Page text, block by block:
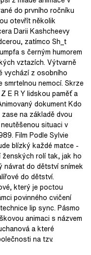
do prvního ročníku
otevřít několik
Darii Kashcheevy
zatímco Sh_t
s černým humorem
vztazích. Výtvarně
vychází z osobního
smrtelnou nemocí. Skrze
E R Y lidskou paměť a
dokument Kdo
na základě dvou
situaci v
Film Podle Sylvie
blízký každé matce -
ženských rolí tak, jak ho
návrat do dětství snímek
do dětství.
který je poctou
povinného cvičení
lip sync. Pásmo
animaci s názvem
a které
na tzv.